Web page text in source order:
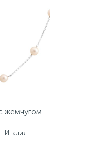
жемчугом
Италия